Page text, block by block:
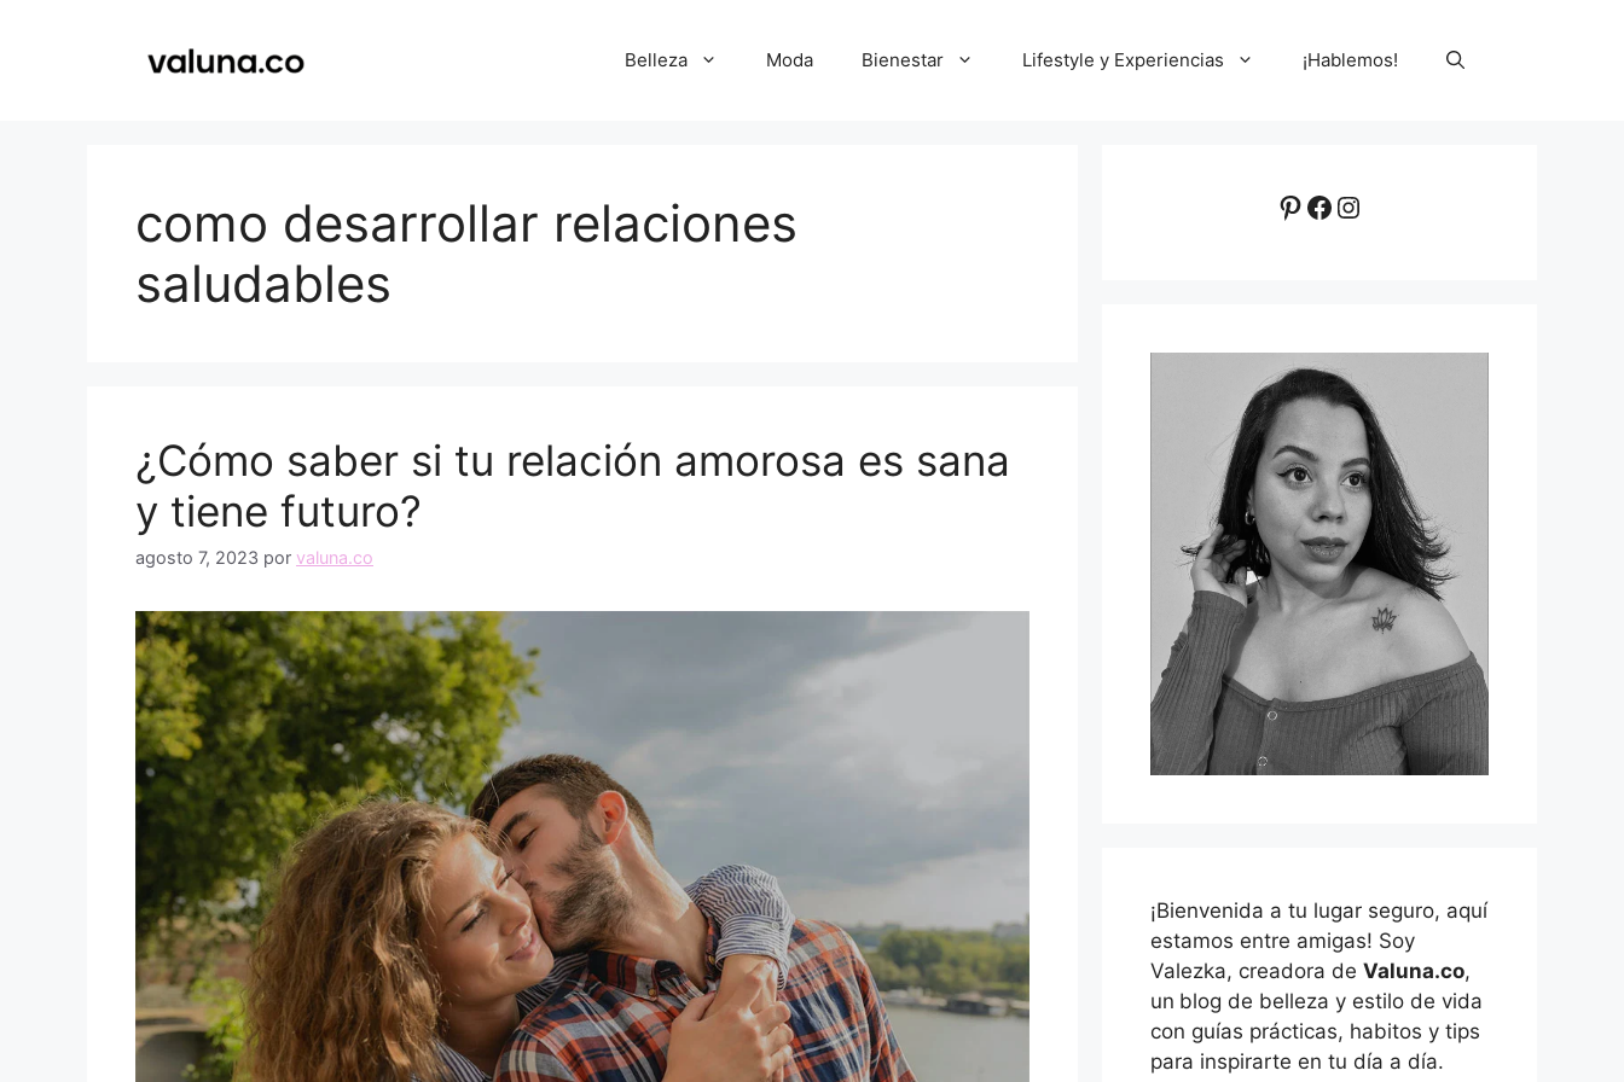
Belleza Moda Bienestar Lifestyle y Experiencias ¡Hablemos!
como desarrollar relaciones
saludables
¿Cómo saber si tu relación amorosa es sana
y tiene futuro?
agosto 7, 2023 por valuna.co
Pinterest
Facebook
Instagram
¡Bienvenida a tu lugar seguro, aquí
estamos entre amigas! Soy
Valezka, creadora de Valuna.co,
un blog de belleza y estilo de vida
con guías prácticas, habitos y tips
para inspirarte en tu día a día.